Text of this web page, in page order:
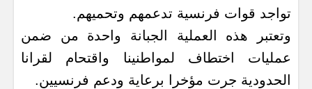
تواجد قوات فرنسية تدعمهم وتحميهم.
وتعتبر هذه العملية الجبانة واحدة من ضمن
عمليات اختطاف لمواطنينا واقتحام لقرانا
الحدودية جرت مؤخرا برعاية ودعم فرنسيين.